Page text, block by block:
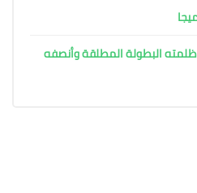
البطولة المطلقة وأنصفه